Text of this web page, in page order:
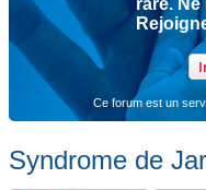
rare.
Ce forum est un
Syndrome de